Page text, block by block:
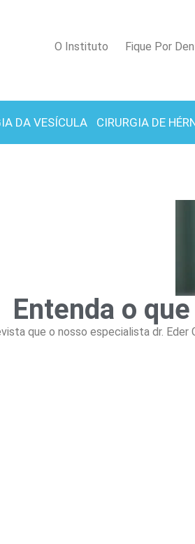
O Instituto Fique Por
DA VESÍCULA CIRURGIA DE
Entenda o
que o nosso especialista dr.